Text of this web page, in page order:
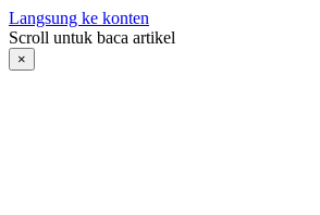
Langsung ke konten
Scroll untuk baca artikel
×